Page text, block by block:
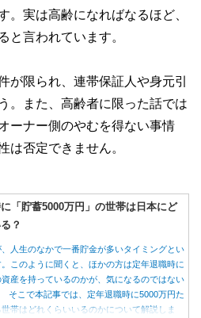
。実は高齢になればなるほど、
と言われています。
が限られ、連帯保証人や身元引
。また、高齢者に限った話では
ーナー側のやむを得ない事情
は否定できません。
「貯蓄5000万円」の世帯は日本にど
？
人生のなかで一番貯金が多いタイミングとい
このように聞くと、ほかの方は定年退職時に
資産を持っているのかが、気になるのではない
そこで本記事では、定年退職時に5000万円た
帯はどれくらいいるのかについて解説しま